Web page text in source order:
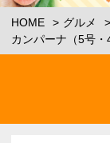
HOME グルメ
カンパーナ（5号・